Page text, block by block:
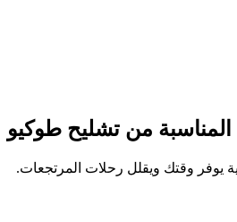
من تشليح طوكيو
يوفر وقتك ويقلل رحلات المرتجعات.